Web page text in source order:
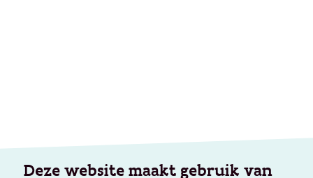
Deze website maakt gebruik van